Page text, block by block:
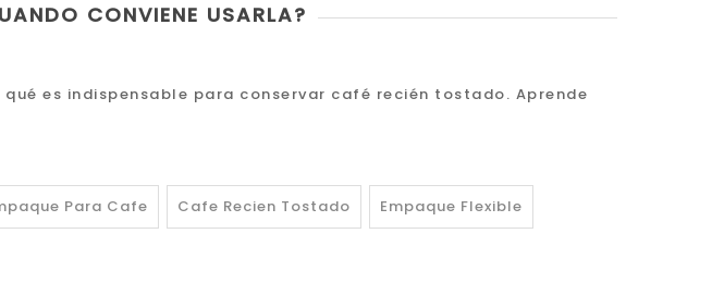
CONVIENE USARLA?
es indispensable para conservar café recién tostado. Aprende
Para Cafe Cafe Recien Tostado Empaque Flexible